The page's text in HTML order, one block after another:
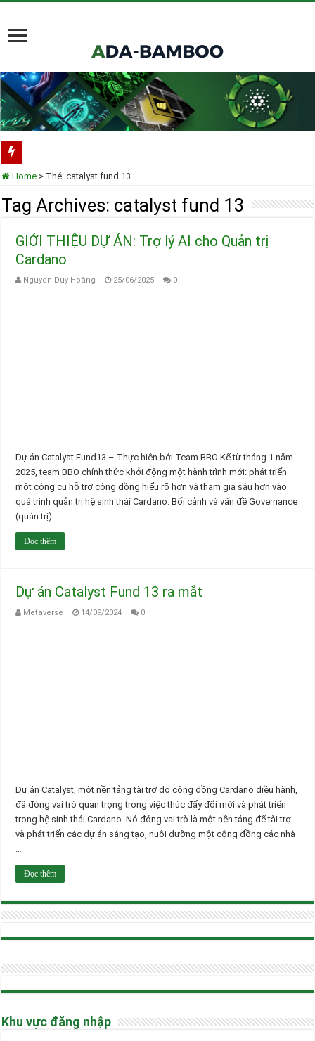
Scorechain tích hợp toàn diện Cardano cho việc tuân thủ và điều tra blockchain
Cardano ADA liên tục được thêm vào danh mục ETF của các tổ chức lớn
Input Output Tiên Phong Đổi Mới Hợp Đồng Thông Minh cho Bitcoin, Mở
Tầm nhìn của Charles Hoskinson về Cardano và Bitcoin DeFi
Home > Thẻ:catalyst fund 13
Tag Archives: catalyst fund 13
GIỚI THIỆU DỰ ÁN: Trợ lý AI cho Quản trị
Cardano
Nguyen Duy Hoàng 25/06/2025 0
Dự án Catalyst Fund13 – Thực hiện bởi Team BBO Kể từ tháng 1 năm
2025, team BBO chính thức khởi động một hành trình mới: phát triển
một công cụ hỗ trợ cộng đồng hiểu rõ hơn và tham gia sâu hơn vào
quá trình quản trị hệ sinh thái Cardano. Bối cảnh và vấn đề Governance
(quản trị) …
Đọc thêm
Dự án Catalyst Fund 13 ra mắt
Metaverse 14/09/2024 0
Dự án Catalyst, một nền tảng tài trợ do cộng đồng Cardano điều hành,
đã đóng vai trò quan trọng trong việc thúc đẩy đổi mới và phát triển
trong hệ sinh thái Cardano. Nó đóng vai trò là một nền tảng để tài trợ
và phát triển các dự án sáng tạo, nuôi dưỡng một cộng đồng các nhà
Đọc thêm
Khu vực đăng nhập